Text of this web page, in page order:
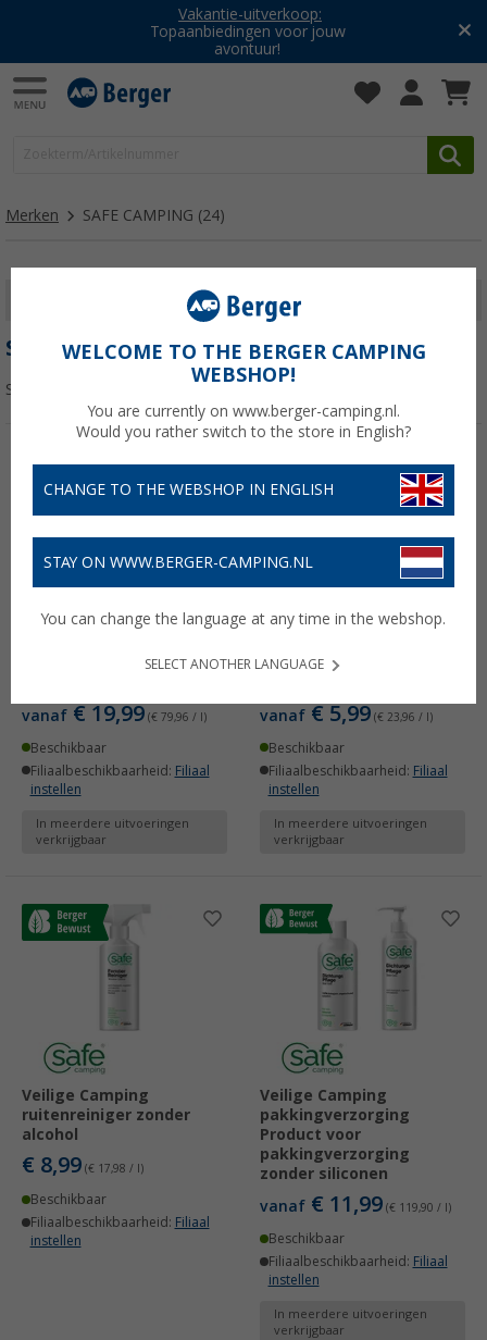
Vakantie-uitverkoop:
Topaanbiedingen voor jouw
avontuur!
Merken SAFE CAMPING (24)
FILTER WEERGEVEN
SAFE CAMPING
Sorteren:
systeem additief Water
vanaf € 19,99 (€ 79,96 / l)
Beschikbaar
Filiaalbeschikbaarheid: Filiaal
instellen
In meerdere uitvoeringen
verkrijgbaar
Fresh Green additief voor
vanaf € 5,99 (€ 23,96 / l)
Beschikbaar
Filiaalbeschikbaarheid: Filiaal
instellen
In meerdere uitvoeringen
verkrijgbaar
Veilige Camping
ruitenreiniger zonder
alcohol
€ 8,99 (€ 17,98 / l)
Beschikbaar
Filiaalbeschikbaarheid: Filiaal
instellen
Veilige Camping
pakkingverzorging
Product voor
pakkingverzorging
zonder siliconen
vanaf € 11,99 (€ 119,90 / l)
Beschikbaar
Filiaalbeschikbaarheid: Filiaal
instellen
In meerdere uitvoeringen
verkrijgbaar
WELCOME TO THE BERGER CAMPING
WEBSHOP!
You are currently on www.berger-camping.nl.
Would you rather switch to the store in English?
CHANGE TO THE WEBSHOP IN ENGLISH
STAY ON WWW.BERGER-CAMPING.NL
You can change the language at any time in the webshop.
SELECT ANOTHER LANGUAGE